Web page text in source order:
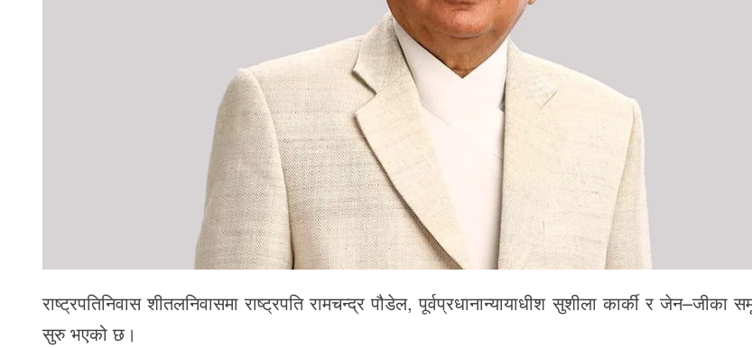
राष्ट्रपतिनिवास शीतलनिवासमा राष्ट्रपति रामचन्द्र पौडेल, पूर्वप्रधानान्यायाधीश सुशीला कार्की र जेन–जीका
सुरु भएको छ।